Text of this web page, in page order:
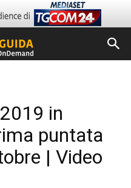
in
puntata
| Video